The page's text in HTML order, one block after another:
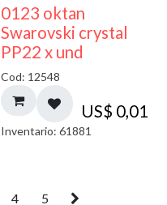
0123 oktan
Swarovski crystal
PP22 x und
Cod: 12548
US$ 0,01
Inventario: 61881
4 5